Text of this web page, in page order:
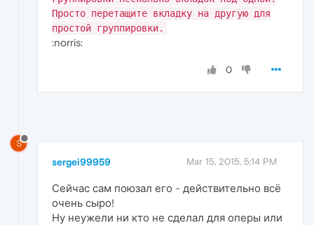
Просто перетащите вкладку на другую для
простой группировки.
:norris:
0
S
sergei99959 Mar 15, 2015, 5:14 PM
Сейчас сам поюзал его - действительно всё
очень сыро!
Ну неужели ни кто не сделал для оперы или